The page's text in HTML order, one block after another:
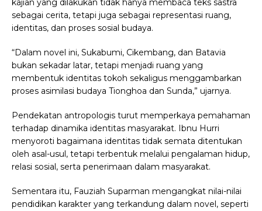
kajian yang dilakukan tidak hanya membaca teks sastra
sebagai cerita, tetapi juga sebagai representasi ruang,
identitas, dan proses sosial budaya.
“Dalam novel ini, Sukabumi, Cikembang, dan Batavia
bukan sekadar latar, tetapi menjadi ruang yang
membentuk identitas tokoh sekaligus menggambarkan
proses asimilasi budaya Tionghoa dan Sunda,” ujarnya.
Pendekatan antropologis turut memperkaya pemahaman
terhadap dinamika identitas masyarakat. Ibnu Hurri
menyoroti bagaimana identitas tidak semata ditentukan
oleh asal-usul, tetapi terbentuk melalui pengalaman hidup,
relasi sosial, serta penerimaan dalam masyarakat.
Sementara itu, Fauziah Suparman mengangkat nilai-nilai
pendidikan karakter yang terkandung dalam novel, seperti